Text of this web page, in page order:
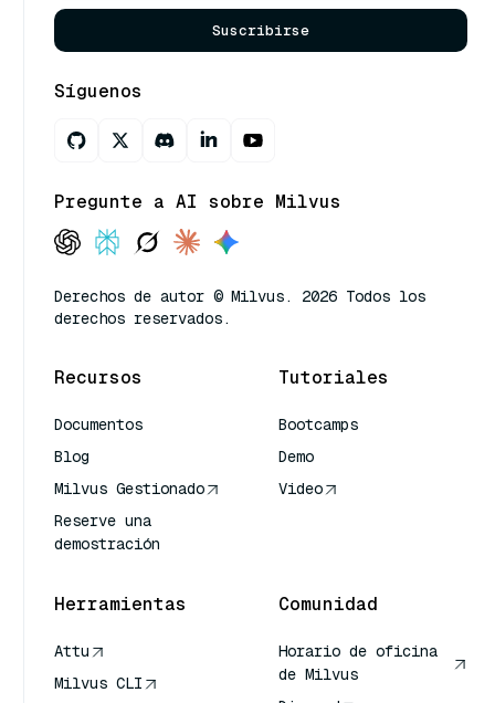
Suscribirse
Síguenos
Pregunte a AI sobre Milvus
Derechos de autor © Milvus. 2026 Todos los
derechos reservados.
Recursos
Documentos
Blog
Milvus Gestionado
Reserve una
demostración
Tutoriales
Bootcamps
Demo
Video
Herramientas
Attu
Milvus CLI
Comunidad
Horario de oficina
de Milvus